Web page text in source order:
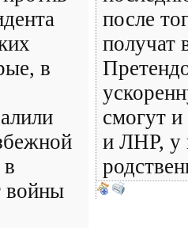
в
войны
после
получат
смогут
и ЛНР, у